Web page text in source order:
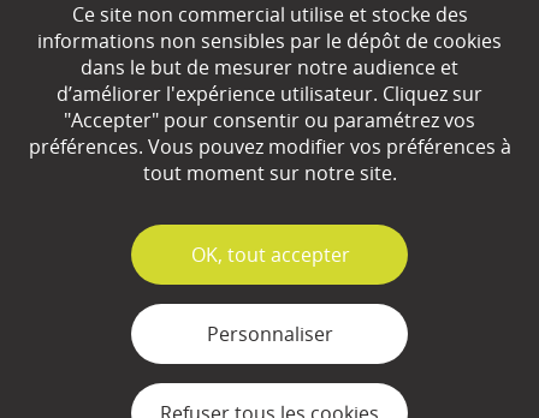
Partenaires
Espace Presse
Plan du site
Mentions légales
Ce site non commercial utilise et stocke des
informations non sensibles par le dépôt de cookies
dans le but de mesurer notre audience et
d’améliorer l'expérience utilisateur. Cliquez sur
"Accepter" pour consentir ou paramétrez vos
préférences. Vous pouvez modifier vos préférences à
tout moment sur notre site.
✓
OK, tout accepter
Personnaliser
Refuser tous les cookies